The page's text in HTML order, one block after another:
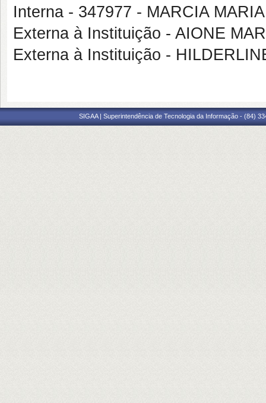
Interna - 347977 - MARCIA
Externa à Instituição - AIONE
Externa à Instituição -
SIGAA | Superintendência de Tecnologia da Informação - (84)